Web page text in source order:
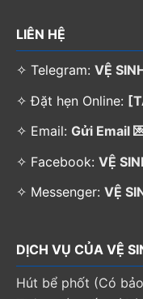
LIÊN HỆ
✧ Telegram: VỆ
✧ Đặt hẹn Online:
✧ Email: Gửi Email
✧ Facebook: VỆ
✧ Messenger: VỆ
DỊCH VỤ CỦA VỆ
Hút bể phốt (Có